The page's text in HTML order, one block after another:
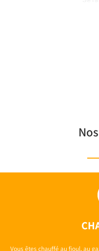
Vous êtes chauffé au fioul, au